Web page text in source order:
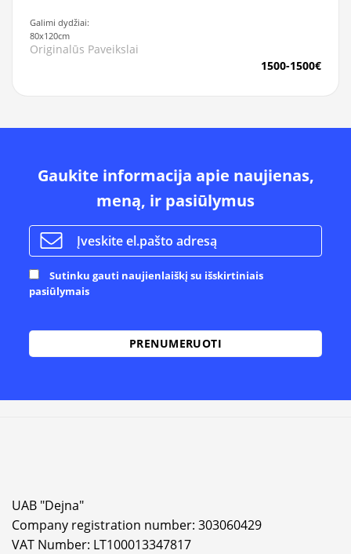
Galimi dydžiai:
80x120cm
Originalūs Paveikslai
1500-1500€
Gaukite informacija apie naujienas,
meną, ir pasiūlymus
Sutinku gauti naujienlaiškį su išskirtiniais
pasiūlymais
UAB "Dejna"
Company registration number: 303060429
VAT Number: LT100013347817